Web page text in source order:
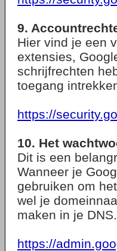
9.
Hier vind je een
extensies,
schrijfrechten
toegang
https://
10. Het
Dit is een
Wanneer je
gebruiken om
wel je
maken in je DNS.
https://